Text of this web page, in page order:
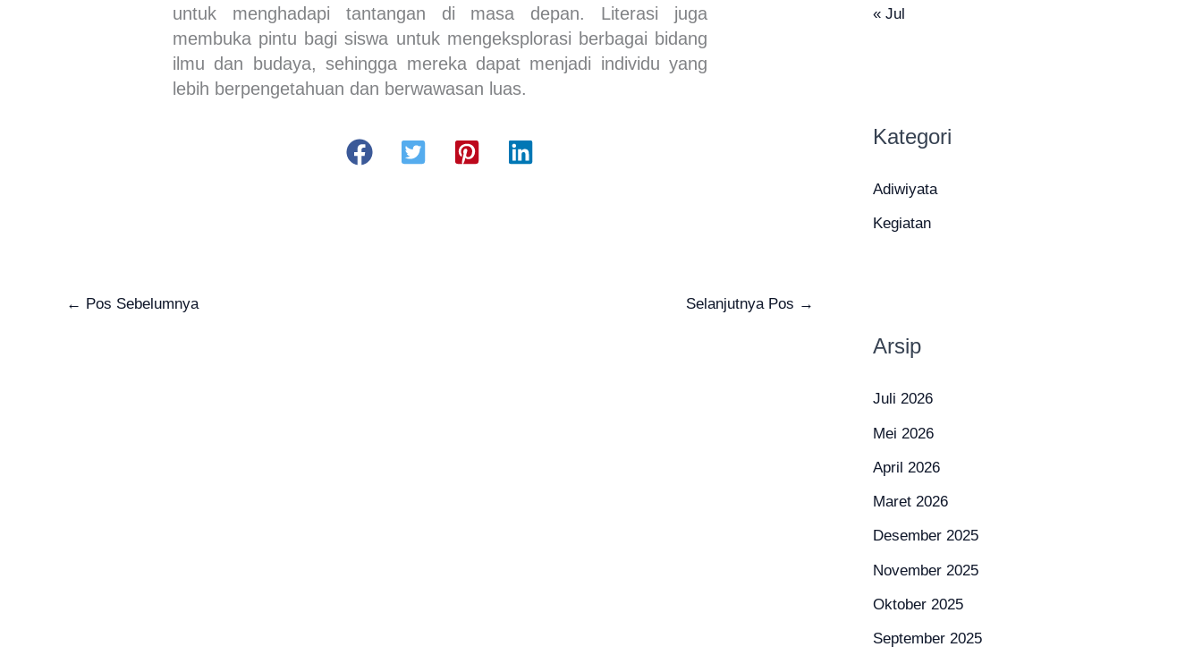
untuk menghadapi tantangan di masa depan. Literasi juga
membuka pintu bagi siswa untuk mengeksplorasi berbagai bidang
ilmu dan budaya, sehingga mereka dapat menjadi individu yang
lebih berpengetahuan dan berwawasan luas.
← Pos Sebelumnya Selanjutnya Pos →
« Jul
Kategori
Adiwiyata
Kegiatan
Arsip
Juli 2026
Mei 2026
April 2026
Maret 2026
Desember 2025
November 2025
Oktober 2025
September 2025